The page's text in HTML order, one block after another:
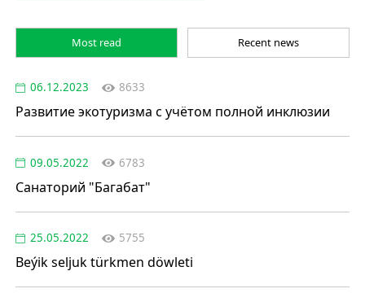
Most read Recent news
06.12.2023 8633
Развитие экотуризма с учётом полной инклюзии
09.05.2022 6783
Санаторий "Багабат"
25.05.2022 5755
Beýik seljuk türkmen döwleti